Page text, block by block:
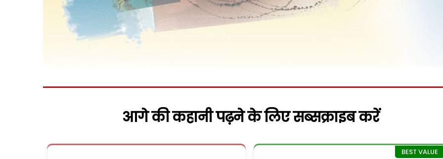
आगे की कहानी पढ़ने के लिए सब्सक्राइब करें